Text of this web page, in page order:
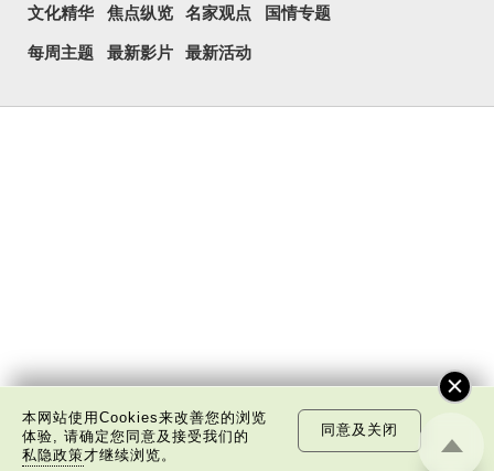
文化精华 焦点纵览 名家观点 国情专题
每周主题 最新影片 最新活动
本网站使用Cookies来改善您的浏览
体验, 请确定您同意及接受我们的
私隐政策才继续浏览。
同意及关闭